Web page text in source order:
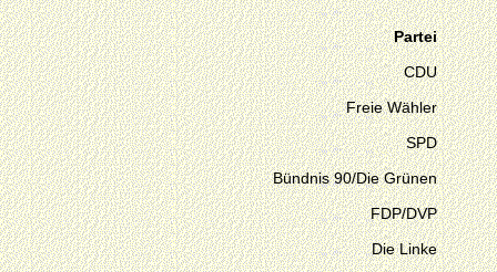
Partei
CDU
Freie Wähler
SPD
Bündnis 90/Die Grünen
FDP/DVP
Die Linke